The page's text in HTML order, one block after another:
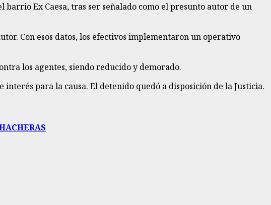
barrio Ex Caesa, tras ser señalado como el presunto autor de un
Con esos datos, los efectivos implementaron un operativo
los agentes, siendo reducido y demorado.
para la causa. El detenido quedó a disposición de la Justicia.